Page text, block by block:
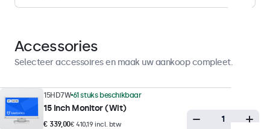
Anti-glare harde coating (3H)
Landscape, portrait
Maximale helderheid
300 nits (typisch)
Accessories
Selecteer accessoires en maak uw aankoop compleet.
15HD7W 61 stuks beschikbaar
15 Inch Monitor (Wit)
€ 339,00€ 410,19 incl. btw